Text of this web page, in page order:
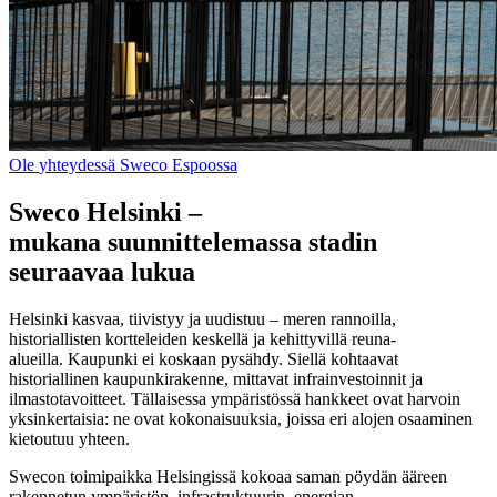
Ole yhteydessä Sweco Espoossa
Sweco Helsinki –
mukana suunnittelemassa stadin
seuraavaa lukua
Helsinki kasvaa, tiivistyy ja uudistuu – meren rannoilla,
historiallisten kortteleiden keskellä ja kehittyvillä reuna-
alueilla. Kaupunki ei koskaan pysähdy. Siellä kohtaavat
historiallinen kaupunkirakenne, mittavat infrainvestoinnit ja
ilmastotavoitteet. Tällaisessa ympäristössä hankkeet ovat harvoin
yksinkertaisia: ne ovat kokonaisuuksia, joissa eri alojen osaaminen
kietoutuu yhteen.
Swecon toimipaikka Helsingissä kokoaa saman pöydän ääreen